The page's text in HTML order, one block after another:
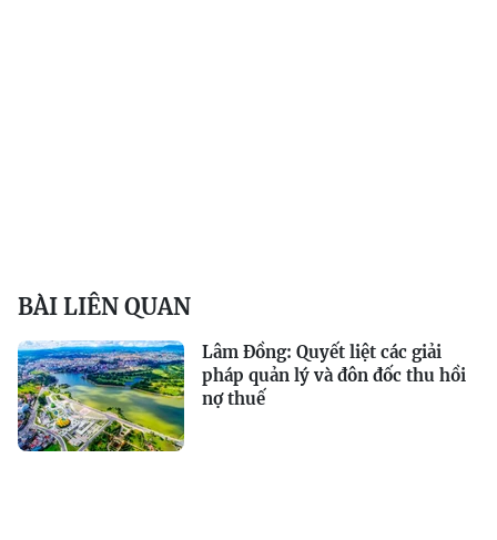
BÀI LIÊN QUAN
Lâm Đồng: Quyết liệt các giải
pháp quản lý và đôn đốc thu hồi
nợ thuế